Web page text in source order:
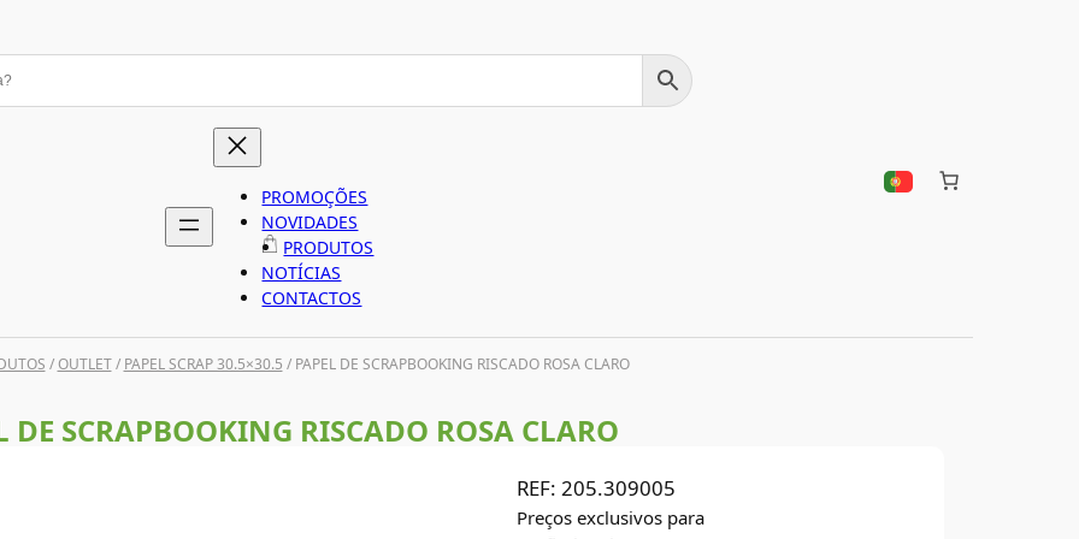
PROMOÇÕES
NOVIDADES
PRODUTOS
NOTÍCIAS
CONTACTOS
/OUTLET/ PAPEL SCRAP 30.5×30.5 / PAPEL DE SCRAPBOOKING RISCADO ROSA CLARO
DE SCRAPBOOKING RISCADO ROSA CLARO
REF: 205.309005
Preços exclusivos para